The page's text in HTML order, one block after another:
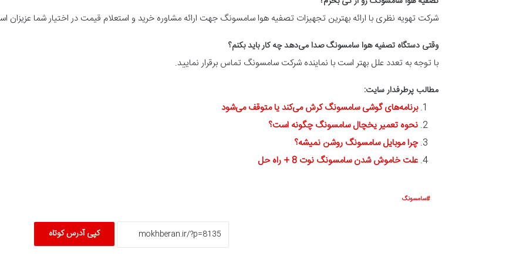
شرکت تهویه نظری با ارائه بهترین تجهیزات تصفيه هوا سامسونگ جهت ارائه مشاوره خرید و استعلام قیمت در اختیار شما عزیزان
وقتی دستگاه تصفيه هوا سامسونگ صدا می‌دهد چه کار باید بکنم؟
با توجه به تعدد علل بهتر است با نماینده شرکت سامسونگ تماس برقرار نمایید.
مطالب پرطرفدار سایت:
برنامه‌های گوشی سامسونگ کرش می‌کند یا متوقف می‌شود
نحوه تعمیر یخچال سامسونگ چگونه است؟
چرا موبایل سامسونگ روشن نمیشه؟
علت خاموش شدن سامسونگ نوت 8 + راه حل
سامسونگ
کپی آدرس کوتاه